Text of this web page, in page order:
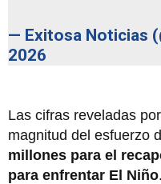
— Exitosa Noticias
2026
Las cifras reveladas
magnitud del esfuerzo
millones para el
para enfrentar El Niño